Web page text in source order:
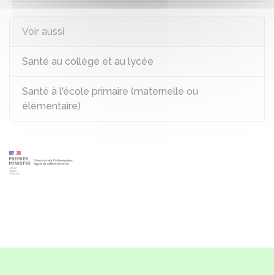
Voir aussi
Santé au collège et au lycée
Santé à l'école primaire (maternelle ou
élémentaire)